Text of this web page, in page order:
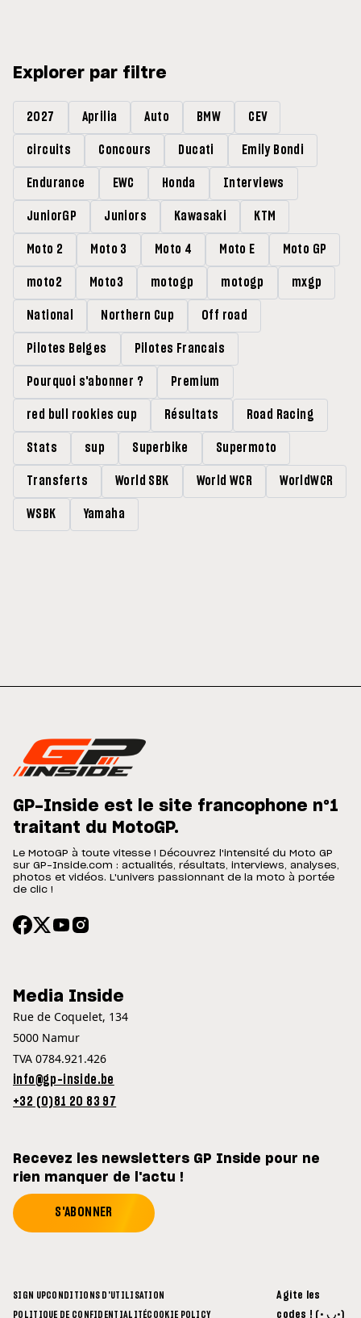
Explorer par filtre
2027 Aprilia Auto BMW CEV
circuits Concours Ducati Emily Bondi
Endurance EWC Honda Interviews
JuniorGP Juniors Kawasaki KTM
Moto 2 Moto 3 Moto 4 Moto E Moto GP
moto2 Moto3 motogp motogp mxgp
National Northern Cup Off road
Pilotes Belges Pilotes Francais
Pourquoi s'abonner ? Premium
red bull rookies cup Résultats Road Racing
Stats sup Superbike Supermoto
Transferts World SBK World WCR WorldWCR
WSBK Yamaha
GP-Inside est le site francophone n°1
traitant du MotoGP.
Le MotoGP à toute vitesse ! Découvrez l'intensité du Moto GP
sur GP-Inside.com : actualités, résultats, interviews, analyses,
photos et vidéos. L'univers passionnant de la moto à portée
de clic !
Media Inside
Rue de Coquelet, 134
5000 Namur
TVA 0784.921.426
info@gp-inside.be
+32 (0)81 20 83 97
Recevez les newsletters GP Inside pour ne
rien manquer de l'actu !
S'ABONNER
SIGN UPCONDITIONS D'UTILISATION
POLITIQUE DE CONFIDENTIALITÉCOOKIE POLICY
Agite les
codes ! (• ◡•)